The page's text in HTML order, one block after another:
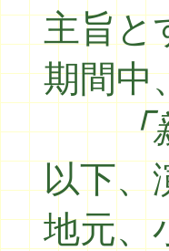
主旨と
期間中
「
以下、
地元、